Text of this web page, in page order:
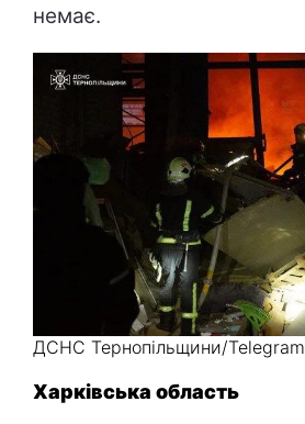
немає.
ДСНС Тернопільщини/Telegram
Харківська область